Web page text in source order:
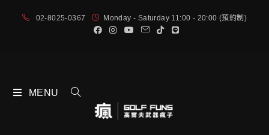
02-8025-0367 Monday - Saturday 11:00 - 20:00 (預約制)
MENU